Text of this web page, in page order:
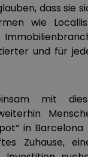
dass sie
wie
und für
mit
in Barcelona
Zuhause,